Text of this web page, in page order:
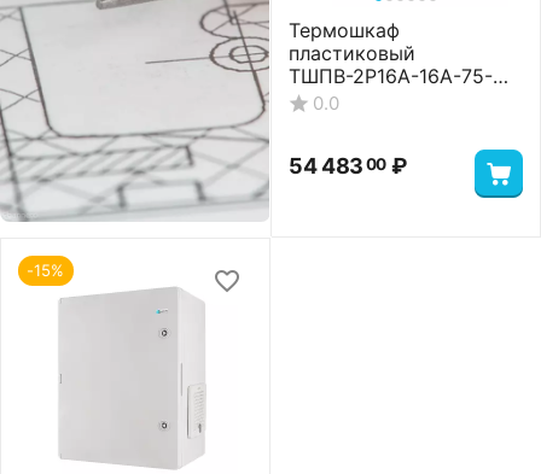
Термошкаф
пластиковый
ТШПВ-2P16A-16A-75-
24-403022 Premium
0.0
54 48300 ₽
-15%